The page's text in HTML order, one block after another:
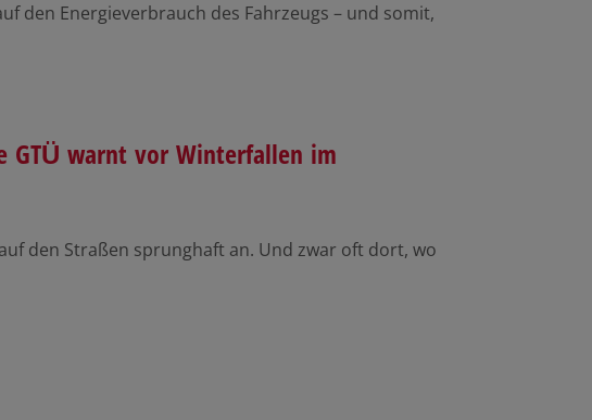
den Energieverbrauch des Fahrzeugs – und somit,
GTÜ warnt vor Winterfallen im
den Straßen sprunghaft an. Und zwar oft dort, wo